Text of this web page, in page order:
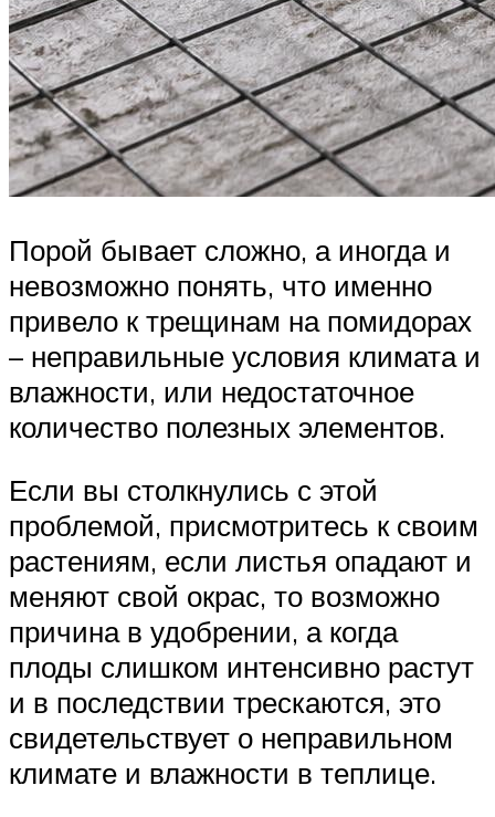
Порой бывает сложно, а иногда и
невозможно понять, что именно
привело к трещинам на помидорах
– неправильные условия климата и
влажности, или недостаточное
количество полезных элементов.
Если вы столкнулись с этой
проблемой, присмотритесь к своим
растениям, если листья опадают и
меняют свой окрас, то возможно
причина в удобрении, а когда
плоды слишком интенсивно растут
и в последствии трескаются, это
свидетельствует о неправильном
климате и влажности в теплице.